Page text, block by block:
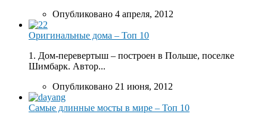
Опубликовано 4 апреля, 2012
Оригинальные дома – Топ 10
1. Дом-перевертыш – построен в Польше, поселке
Шимбарк. Автор...
Опубликовано 21 июня, 2012
Самые длинные мосты в мире – Топ 10